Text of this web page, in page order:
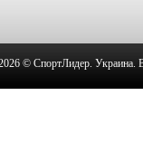
© СпортЛидер. Украина.